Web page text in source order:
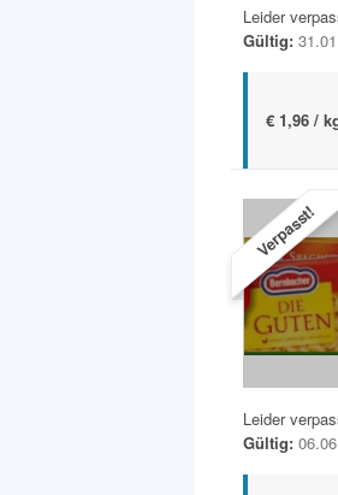
Leider
Gültig:
€ 1,96 /
Verpasst!
Leider
Gültig: